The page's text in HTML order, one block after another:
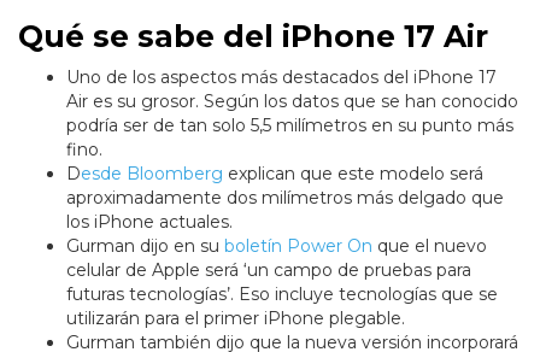
Qué se sabe del iPhone 17 Air
Uno de los aspectos más destacados del iPhone 17
Air es su grosor. Según los datos que se han conocido
podría ser de tan solo 5,5 milímetros en su punto más
fino.
Desde Bloomberg explican que este modelo será
aproximadamente dos milímetros más delgado que
los iPhone actuales.
Gurman dijo en su boletín Power On que el nuevo
celular de Apple será ‘un campo de pruebas para
futuras tecnologías’. Eso incluye tecnologías que se
utilizarán para el primer iPhone plegable.
Gurman también dijo que la nueva versión incorporará